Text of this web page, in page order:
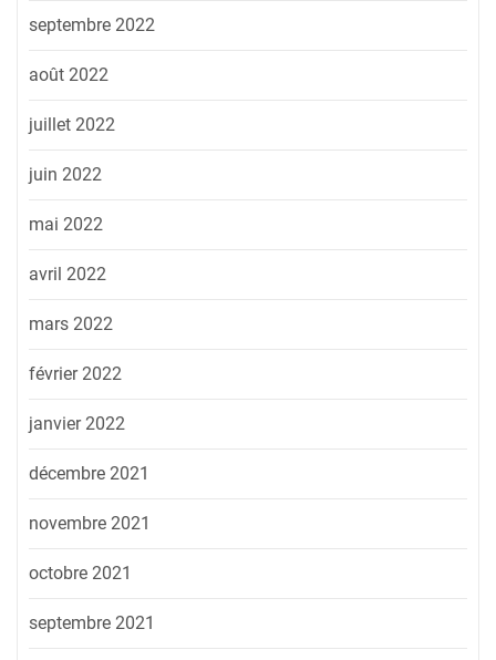
septembre 2022
août 2022
juillet 2022
juin 2022
mai 2022
avril 2022
mars 2022
février 2022
janvier 2022
décembre 2021
novembre 2021
octobre 2021
septembre 2021